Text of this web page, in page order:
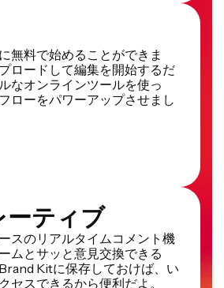
無料で始めることができま
ロードして編集を開始するだ
なオンラインツールを使っ
ローをパワーアップさせまし
ーティブ
スのリアルタイムコメント機
ムとサッと意見交換できる
Kitに保存しておけば、い
セスできるから便利だよ。